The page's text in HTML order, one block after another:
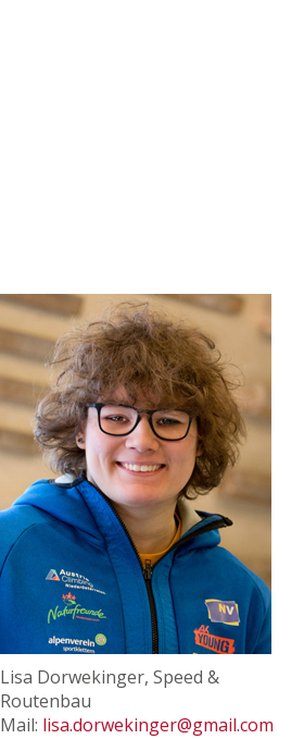
Lisa Dorwekinger, Speed &
Routenbau
Mail: lisa.dorwekinger@gmail.com